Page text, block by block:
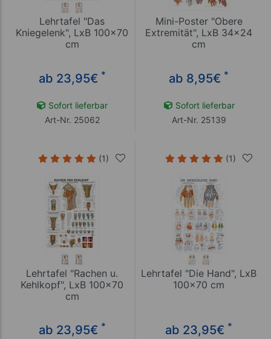
Lehrtafel "Das
Kniegelenk", LxB 100x70
cm
ab 23,95€ *
Sofort lieferbar
Art-Nr. 25062
Mini-Poster "Obere
Extremität", LxB 34x24
cm
ab 8,95€ *
Sofort lieferbar
Art-Nr. 25139
(1)
Lehrtafel "Rachen u.
Kehlkopf", LxB 100x70
cm
ab 23,95€ *
(1)
Lehrtafel "Die Hand", LxB
100x70 cm
ab 23,95€ *